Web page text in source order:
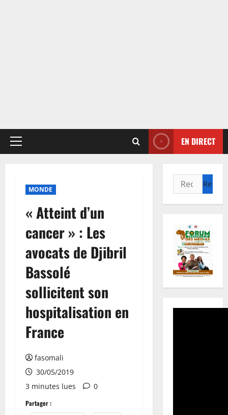
Menu
EN DIRECT
MONDE
« Atteint d’un
cancer » : Les
avocats de Djibril
Bassolé
sollicitent son
hospitalisation en
France
fasomali
30/05/2019
3 minutes lues
0
Partager :
Rechercher :